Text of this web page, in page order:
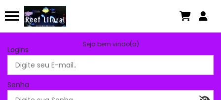
Seja bem vindo(a)
Logins
Senha